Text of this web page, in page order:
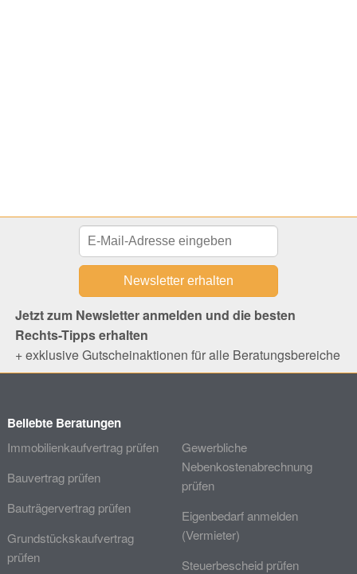
Jetzt zum Newsletter anmelden und die besten
Rechts-Tipps erhalten
+ exklusive Gutscheinaktionen für alle Beratungsbereiche
Beliebte Beratungen
Immobilienkaufvertrag prüfen
Bauvertrag prüfen
Bauträgervertrag prüfen
Grundstückskaufvertrag
prüfen
Gewerbliche
Nebenkostenabrechnung
prüfen
Eigenbedarf anmelden
(Vermieter)
Steuerbescheid prüfen